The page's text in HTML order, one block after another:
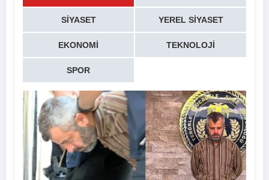
SIYASET YEREL SIYASET
EKONOMI TEKNOLOJI
SPOR